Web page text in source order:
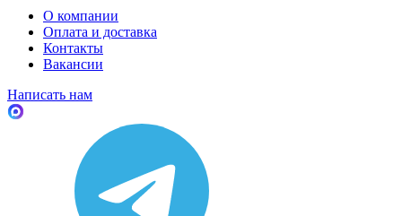
О компании
Оплата и доставка
Контакты
Вакансии
Написать нам